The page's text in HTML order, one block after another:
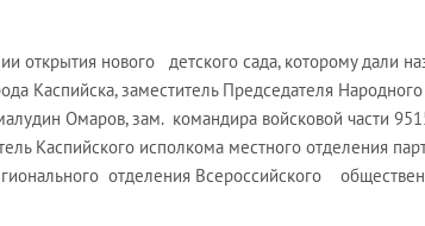
открытия нового детского сада, которому дали
Каспийска, заместитель Председателя
Омаров, зам. командира войсковой части
Каспийского исполкома местного отделения
отделения Всероссийского